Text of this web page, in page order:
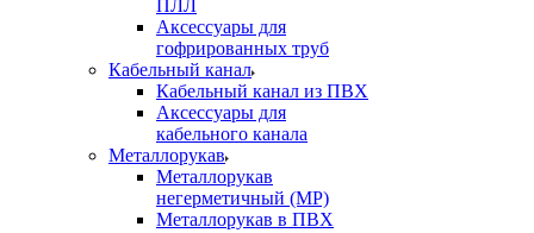
ПЛЛ
Аксессуары для
гофрированных труб
Кабельный канал
Кабельный канал из ПВХ
Аксессуары для
кабельного канала
Металлорукав
Металлорукав
негерметичный (МР)
Металлорукав в ПВХ